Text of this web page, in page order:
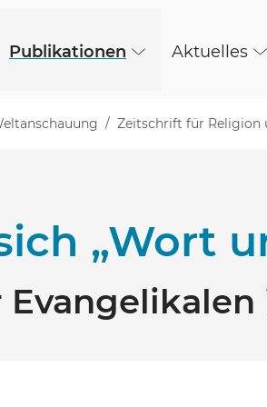
Publikationen
Aktuelles
Zeitschrift für Religion
„Wort